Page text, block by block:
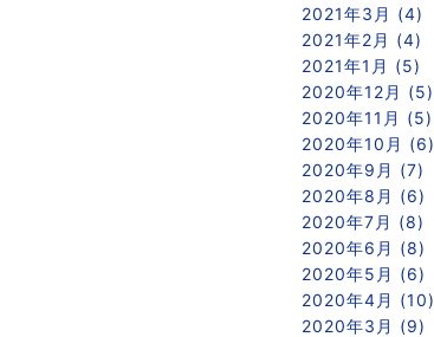
2021年3月 (4)
2021年2月 (4)
2021年1月 (5)
2020年12月 (5)
2020年11月 (5)
2020年10月 (6)
2020年9月 (7)
2020年8月 (6)
2020年7月 (8)
2020年6月 (8)
2020年5月 (6)
2020年4月 (10)
2020年3月 (9)